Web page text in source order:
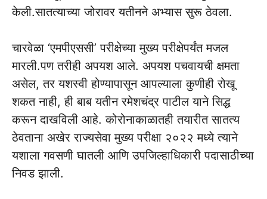
केली.सातत्याच्या जोरावर यतीनने अभ्यास सुरू ठेवला.
चारवेळा ‘एमपीएससी’ परीक्षेच्‍या मुख्य परीक्षेपर्यंत मजल
मारली.पण तरीही अपयश आले. अपयश पचवायची क्षमता
असेल, तर यशस्‍वी होण्यापासून आपल्‍याला कुणीही रोखू
शकत नाही, ही बाब यतीन रमेशचंद्र पाटील याने सिद्ध
करून दाखविली आहे. कोरोनाकाळातही तयारीत सातत्‍य
ठेवताना अखेर राज्‍यसेवा मुख्य परीक्षा २०२२ मध्ये त्‍याने
यशाला गवसणी घातली आणि उपजिल्‍हाधिकारी पदासाठीच्‍या
निवड झाली.